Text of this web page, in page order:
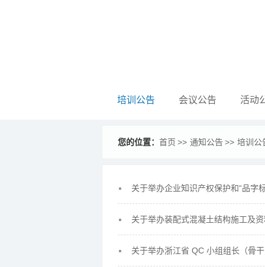
培训公告 会议公告 活动
您的位置： 首页 通知公告 培训公
关于举办企业知识产权保护和“品字
关于举办装配式混凝土结构施工及
关于举办浙江省 QC 小组组长（骨